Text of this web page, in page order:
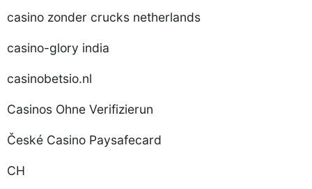
casino zonder crucks netherlands
casino-glory india
casinobetsio.nl
Casinos Ohne Verifizierun
České Casino Paysafecard
CH